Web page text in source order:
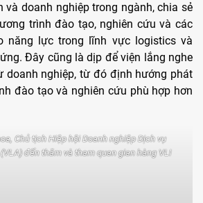
và doanh nghiệp trong ngành, chia sẻ
trình đào tạo, nghiên cứu và các
năng lực trong lĩnh vực logistics và
Đây cũng là dịp để viện lắng nghe
doanh nghiệp, từ đó định hướng phát
đào tạo và nghiên cứu phù hợp hơn
Chủ tịch Hiệp hội Doanh nghiệp Dịch vụ
đến thăm và tham quan gian hàng VLI